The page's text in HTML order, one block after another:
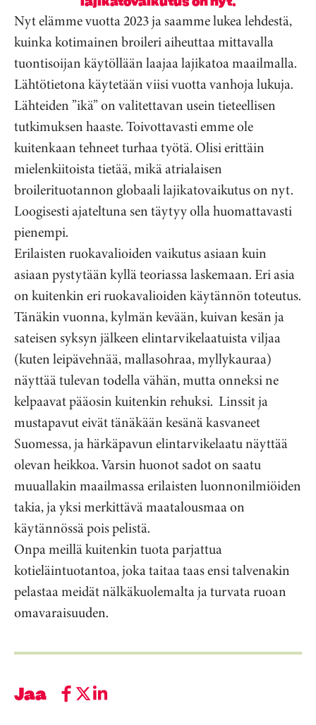
Nyt elämme vuotta 2023 ja saamme lukea lehdestä,
kuinka kotimainen broileri aiheuttaa mittavalla
tuontisoijan käytöllään laajaa lajikatoa maailmalla.
Lähtötietona käytetään viisi vuotta vanhoja lukuja.
Lähteiden ”ikä” on valitettavan usein tieteellisen
tutkimuksen haaste. Toivottavasti emme ole
kuitenkaan tehneet turhaa työtä. Olisi erittäin
mielenkiitoista tietää, mikä atrialaisen
broilerituotannon globaali lajikatovaikutus on nyt.
Loogisesti ajateltuna sen täytyy olla huomattavasti
pienempi.
Erilaisten ruokavalioiden vaikutus asiaan kuin
asiaan pystytään kyllä teoriassa laskemaan. Eri asia
on kuitenkin eri ruokavalioiden käytännön toteutus.
Tänäkin vuonna, kylmän kevään, kuivan kesän ja
sateisen syksyn jälkeen elintarvikelaatuista viljaa
(kuten leipävehnää, mallasohraa, myllykauraa)
näyttää tulevan todella vähän, mutta onneksi ne
kelpaavat pääosin kuitenkin rehuksi. Linssit ja
mustapavut eivät tänäkään kesänä kasvaneet
Suomessa, ja härkäpavun elintarvikelaatu näyttää
olevan heikkoa. Varsin huonot sadot on saatu
muuallakin maailmassa erilaisten luonnonilmiöiden
takia, ja yksi merkittävä maatalousmaa on
käytännössä pois pelistä.
Onpa meillä kuitenkin tuota parjattua
kotieläintuotantoa, joka taitaa taas ensi talvenakin
pelastaa meidät nälkäkuolemalta ja turvata ruoan
omavaraisuuden.
Jaa